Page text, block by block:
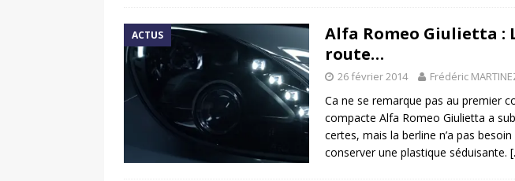
ACTUS
Alfa Romeo Giulietta :
route…
26 février 2014 Frédéric
Ca ne se remarque pas au premier
compacte Alfa Romeo Giulietta a
certes, mais la berline n’a pas
conserver une plastique séduisante.